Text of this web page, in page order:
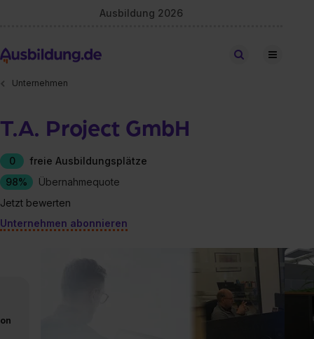
Ausbildung 2026
Stellen finden
Unternehmen
T.A. Project GmbH
0
freie Ausbildungsplätze
98%
Übernahmequote
Jetzt bewerten
Unternehmen abonnieren